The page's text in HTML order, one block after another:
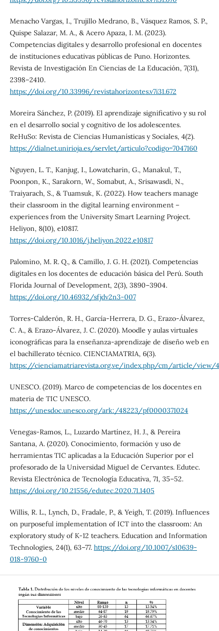
Menacho Vargas, I., Trujillo Medrano, B., Vásquez Ramos, S. P.,
Quispe Salazar, M. A., & Acero Apaza, I. M. (2023).
Competencias digitales y desarrollo profesional en docentes
de instituciones educativas públicas de Puno. Horizontes.
Revista de Investigación En Ciencias de La Educación, 7(31),
2398–2410.
https://doi.org/10.33996/revistahorizontes.v7i31.672
Moreira Sánchez, P. (2019). El aprendizaje significativo y su rol
en el desarrollo social y cognitivo de los adolescentes.
ReHuSo: Revista de Ciencias Humanísticas y Sociales, 4(2).
https://dialnet.unirioja.es/servlet/articulo?codigo=7047160
Nguyen, L. T., Kanjug, I., Lowatcharin, G., Manakul, T.,
Poonpon, K., Sarakorn, W., Somabut, A., Srisawasdi, N.,
Traiyarach, S., & Tuamsuk, K. (2022). How teachers manage
their classroom in the digital learning environment –
experiences from the University Smart Learning Project.
Heliyon, 8(10), e10817.
https://doi.org/10.1016/j.heliyon.2022.e10817
Palomino, M. R. Q., & Camillo, J. G. H. (2021). Competencias
digitales en los docentes de educación básica del Perú. South
Florida Journal of Development, 2(3), 3890–3904.
https://doi.org/10.46932/sfjdv2n3-007
Torres-Calderón, R. H., García-Herrera, D. G., Erazo-Álvarez,
C. A., & Erazo-Álvarez, J. C. (2020). Moodle y aulas virtuales
iconográficas para la enseñanza-aprendizaje de diseño web en
el bachillerato técnico. CIENCIAMATRIA, 6(3).
https://cienciamatriarevista.org.ve/index.php/cm/article/view/
UNESCO. (2019). Marco de competencias de los docentes en
materia de TIC UNESCO.
https://unesdoc.unesco.org/ark:/48223/pf0000371024
Venegas-Ramos, L., Luzardo Martínez, H. J., & Pereira
Santana, A. (2020). Conocimiento, formación y uso de
herramientas TIC aplicadas a la Educación Superior por el
profesorado de la Universidad Miguel de Cervantes. Edutec.
Revista Electrónica de Tecnología Educativa, 71, 35–52.
https://doi.org/10.21556/edutec.2020.71.1405
Willis, R. L., Lynch, D., Fradale, P., & Yeigh, T. (2019). Influences
on purposeful implementation of ICT into the classroom: An
exploratory study of K-12 teachers. Education and Information
Technologies, 24(1), 63–77. https://doi.org/10.1007/s10639-
018-9760-0